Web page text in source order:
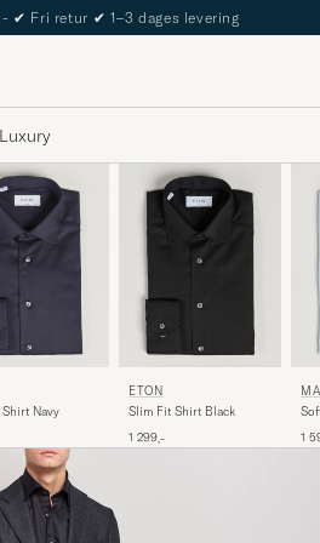
of Carl Passport
Luxury
Navy
ETON
Slim Fit Shirt Black
1 299,-
1